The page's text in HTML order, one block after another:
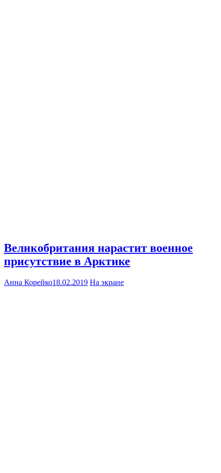
Великобритания нарастит военное
присутствие в Арктике
Анна Корейко18.02.2019 На экране